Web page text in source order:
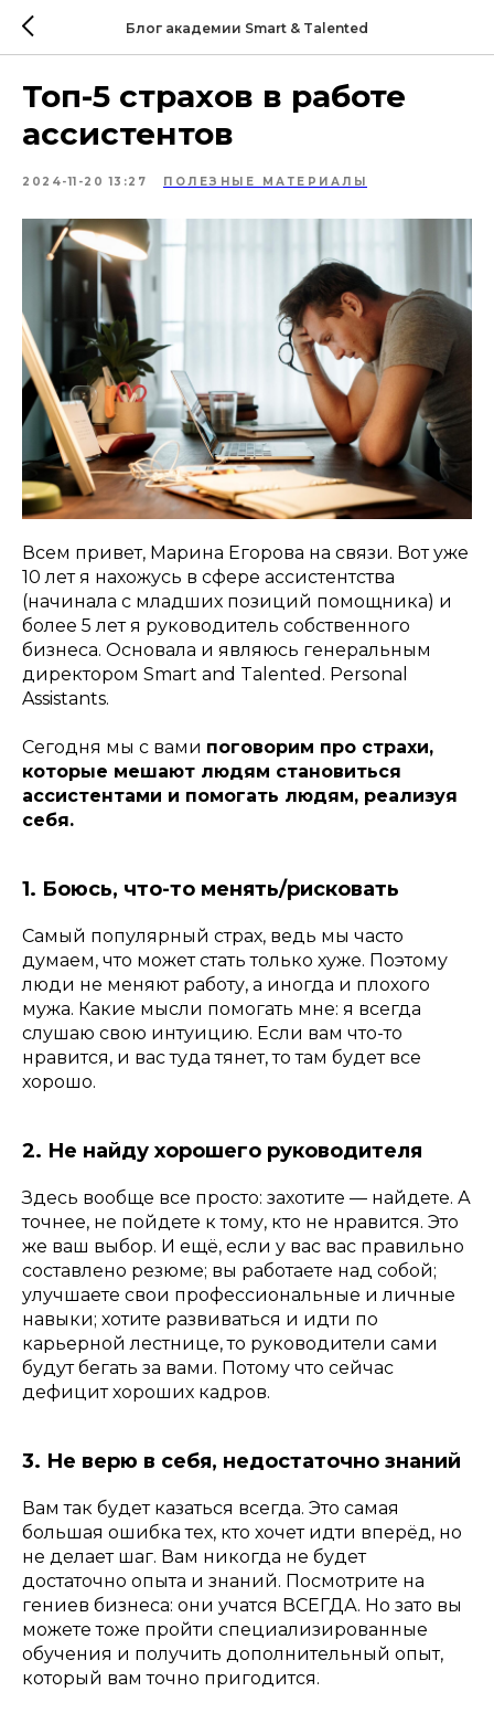
Блог академии Smart & Talented
Топ-5 страхов в работе
ассистентов
2024-11-20 13:27 ПОЛЕЗНЫЕ МАТЕРИАЛЫ
Всем привет, Марина Егорова на связи. Вот уже
10 лет я нахожусь в сфере ассистентства
(начинала с младших позиций помощника) и
более 5 лет я руководитель собственного
бизнеса. Основала и являюсь генеральным
директором Smart and Talented. Personal
Assistants.
Сегодня мы с вами поговорим про страхи,
которые мешают людям становиться
ассистентами и помогать людям, реализуя
себя.
1. Боюсь, что-то менять/рисковать
Самый популярный страх, ведь мы часто
думаем, что может стать только хуже. Поэтому
люди не меняют работу, а иногда и плохого
мужа. Какие мысли помогать мне: я всегда
слушаю свою интуицию. Если вам что-то
нравится, и вас туда тянет, то там будет все
хорошо.
2. Не найду хорошего руководителя
Здесь вообще все просто: захотите — найдете. А
точнее, не пойдете к тому, кто не нравится. Это
же ваш выбор. И ещё, если у вас вас правильно
составлено резюме; вы работаете над собой;
улучшаете свои профессиональные и личные
навыки; хотите развиваться и идти по
карьерной лестнице, то руководители сами
будут бегать за вами. Потому что сейчас
дефицит хороших кадров.
3. Не верю в себя, недостаточно знаний
Вам так будет казаться всегда. Это самая
большая ошибка тех, кто хочет идти вперёд, но
не делает шаг. Вам никогда не будет
достаточно опыта и знаний. Посмотрите на
гениев бизнеса: они учатся ВСЕГДА. Но зато вы
можете тоже пройти специализированные
обучения и получить дополнительный опыт,
который вам точно пригодится.